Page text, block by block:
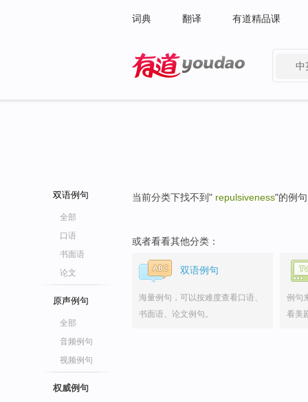
词典 翻译 有道精品课
中
双语例句
全部
口语
书面语
论文
原声例句
全部
音频例句
视频例句
权威例句
当前分类下找不到" repulsiveness"的例句
或者看看其他分类：
双语例句
海量例句，可以按难度查看口语、
书面语、论文例句。
例句
看美